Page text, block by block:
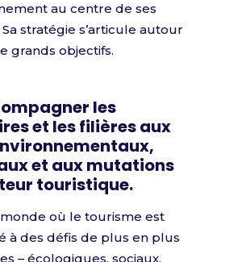
au centre de ses
stratégie s’articule autour
grands objectifs.
les
et les filières aux
et aux mutations
touristique.
où le tourisme est
à des défis de plus en plus
– écologiques, sociaux,